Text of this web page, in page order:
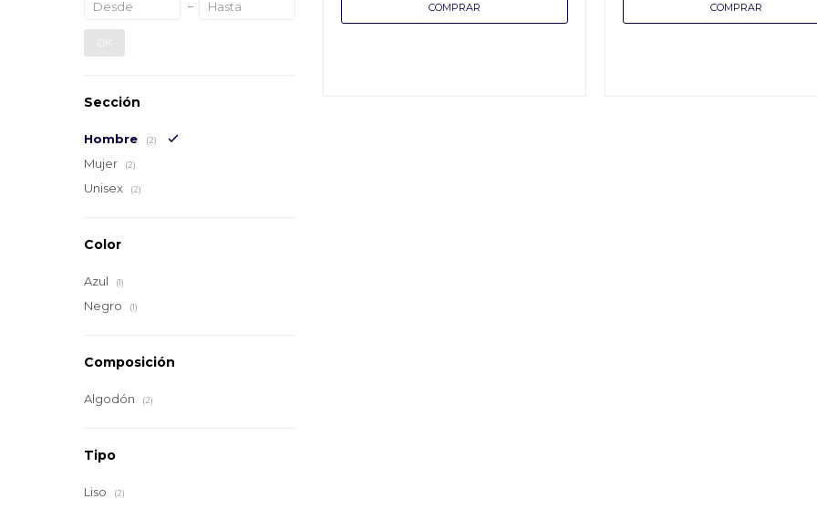
OK
Sección
Hombre (2)
Mujer (2)
Unisex (2)
Color
Azul (1)
Negro (1)
Composición
Algodón (2)
Tipo
Liso (2)